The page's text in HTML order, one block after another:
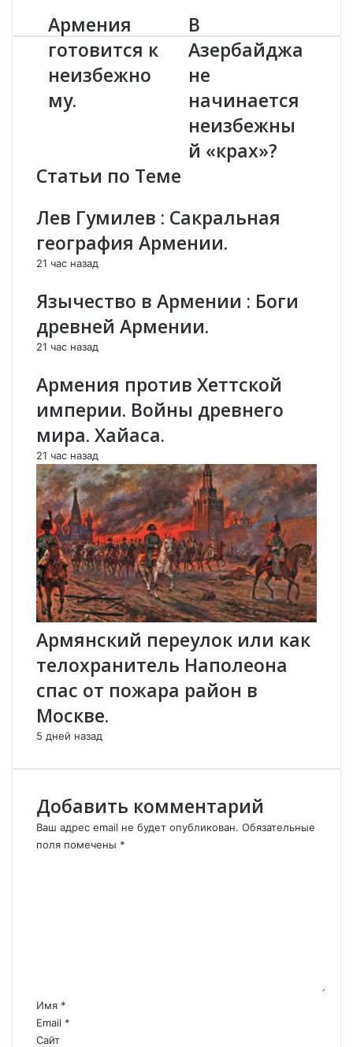
А
р
м
е
н
и
о
и
с
я
н
и
з
е
ж
н
о
у
.
Армения
готовится к
неизбежно
му.
В
А
з
е
р
б
й
д
е
а
н
е
я
е
б
е
ж
н
ы
й
«
к
р
а
»
?
В
Азербайджа
не
начинается
неизбежны
й «крах»?
Статьи по Теме
Лев Гумилев : Сакральная
география Армении.
21 час назад
Язычество в Армении : Боги
древней Армении.
21 час назад
Армения против Хеттской
империи. Войны древнего
мира. Хайаса.
21 час назад
Армянский переулок или как
телохранитель Наполеона
спас от пожара район в
Москве.
5 дней назад
Добавить комментарий
Ваш адрес email не будет опубликован. Обязательные
поля помечены *
р
и
й
Имя *
Email *
Сайт